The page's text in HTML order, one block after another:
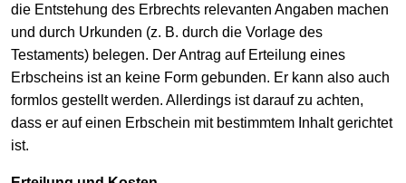
die Entstehung des Erbrechts relevanten Angaben machen
und durch Urkunden (z. B. durch die Vorlage des
Testaments) belegen. Der Antrag auf Erteilung eines
Erbscheins ist an keine Form gebunden. Er kann also auch
formlos gestellt werden. Allerdings ist darauf zu achten,
dass er auf einen Erbschein mit bestimmtem Inhalt gerichtet
ist.